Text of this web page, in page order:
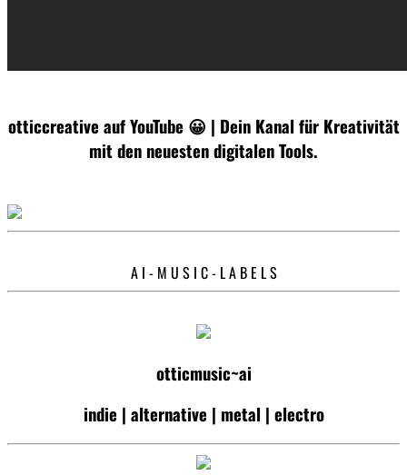
otticcreative auf YouTube 😀 | Dein Kanal für Kreativität
mit den neuesten digitalen Tools.
A I - M U S I C - L A B E L S
otticmusic~ai
indie | alternative | metal | electro